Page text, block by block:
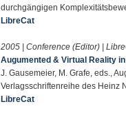
durchgängigen
LibreCat
2005 | Conference (Editor) |
Augumented & Virtual Reality
J. Gausemeier, M. Grafe, eds.,
Verlagsschriftenreihe des Heinz
LibreCat